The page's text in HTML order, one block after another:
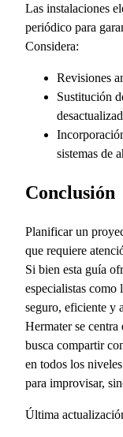
Las instalaciones
periódico para
Considera:
Revisiones
Sustitución
sistemas de
Conclusión
Planificar un
que requiere
Si bien esta guía
especialistas como
seguro, eficiente y
Hermater se
busca compartir
en todos los
para improvisar,
Última